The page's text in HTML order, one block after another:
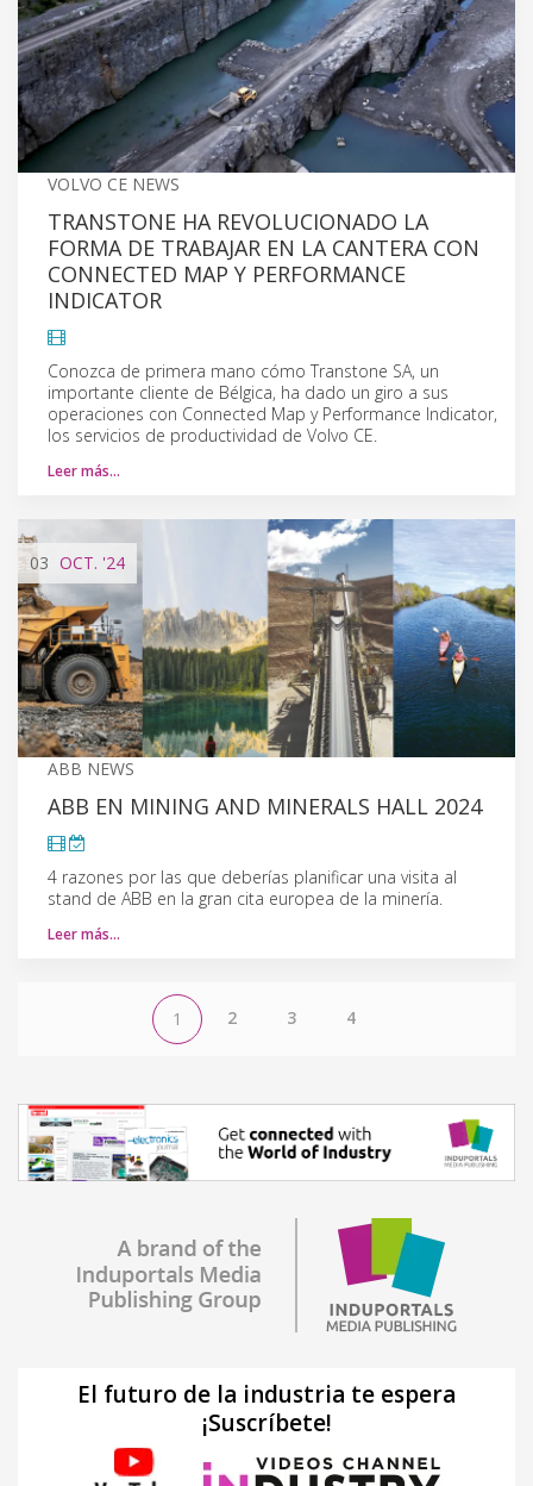
VOLVO CE NEWS
TRANSTONE HA REVOLUCIONADO LA
FORMA DE TRABAJAR EN LA CANTERA CON
CONNECTED MAP Y PERFORMANCE
INDICATOR
Conozca de primera mano cómo Transtone SA, un
importante cliente de Bélgica, ha dado un giro a sus
operaciones con Connected Map y Performance Indicator,
los servicios de productividad de Volvo CE.
Leer más…
03 OCT. '24
ABB NEWS
ABB EN MINING AND MINERALS HALL 2024
4 razones por las que deberías planificar una visita al
stand de ABB en la gran cita europea de la minería.
Leer más…
1 2 3 4
El futuro de la industria te espera
¡Suscríbete!